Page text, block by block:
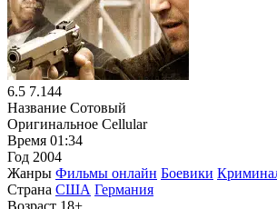
6.5 7.144
Название Сотовый
Оригинальное Cellular
Время 01:34
Год 2004
Жанры Фильмы онлайн Боевики
Страна США Германия
Возраст 18+